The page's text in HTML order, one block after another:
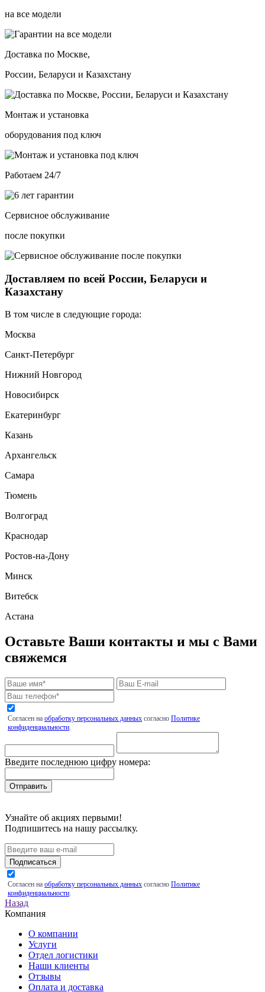
на все модели
Доставка по Москве,
России, Беларуси и Казахстану
Монтаж и установка
оборудования под ключ
Работаем 24/7
Сервисное обслуживание
после покупки
Доставляем по всей России, Беларуси и
Казахстану
В том числе в следующие города:
Москва
Санкт-Петербург
Нижний Новгород
Новосибирск
Екатеринбург
Казань
Архангельск
Самара
Тюмень
Волгоград
Краснодар
Ростов-на-Дону
Минск
Витебск
Астана
Оставьте Ваши контакты и мы с Вами
свяжемся
Согласен на обработку персональных данных согласно Политике
конфиденциальности.
Введите последнюю цифру номера:
Узнайте об акциях первыми!
Подпишитесь на нашу рассылку.
Подписаться
Согласен на обработку персональных данных согласно Политике
конфиденциальности.
Назад
Компания
О компании
Услуги
Отдел логистики
Наши клиенты
Отзывы
Оплата и доставка